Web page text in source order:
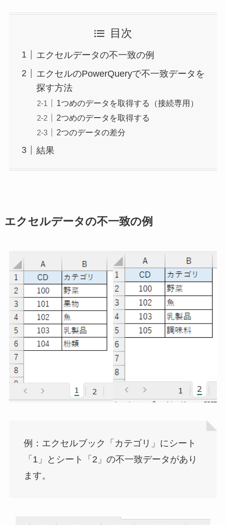
目次
エクセルデータの不一致の例
エクセルのPowerQueryで不一致データを
探す方法
1つめのデータを取得する（接続専用）
2つめのデータを取得する
2つのデータの差分
結果
エクセルデータの不一致の例
例：エクセルブック「カテゴリ」にシート
「1」とシート「2」の不一致データがあり
ます。